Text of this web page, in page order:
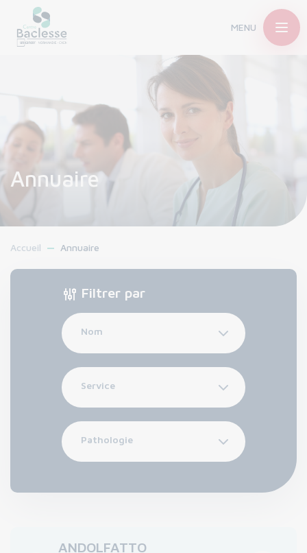
MENU
Annuaire
Accueil Annuaire
Filtrer par
Nom
Service
Pathologie
ANDOLFATTO